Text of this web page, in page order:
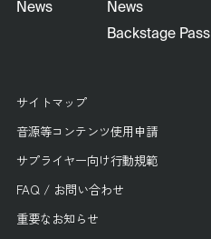
News
News
Backstage Pass
サイトマップ
音源等コンテンツ使用申請
サプライヤー向け行動規範
FAQ / お問い合わせ
重要なお知らせ